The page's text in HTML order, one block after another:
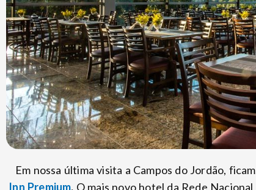
Em nossa última visita a Campos do Jordão,
Inn Premium. O mais novo hotel da Rede